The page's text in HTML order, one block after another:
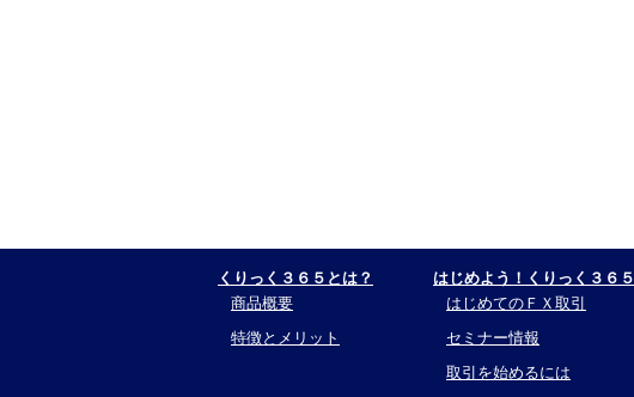
くりっく３６５とは？
商品概要
特徴とメリット
はじめよう！くりっく３６５
はじめてのＦＸ取引
セミナー情報
取引を始めるには